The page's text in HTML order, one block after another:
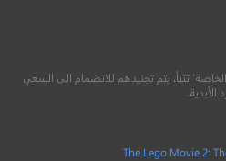
تنبأ، يتم تجنيدهم للانضمام الى السعي
The Lego Movie 2: